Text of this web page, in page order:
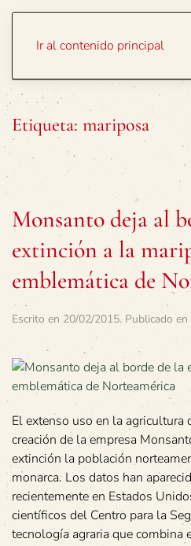
Ir al contenido principal
Etiqueta: mariposa
Monsanto deja al
extinción a la
emblemática de
Escrito en 20/02/2015. Publicado en
El extenso uso en la agricultura
creación de la empresa
extinción la población
monarca. Los datos han
recientemente en Estados
científicos del Centro para la
tecnología agraria que